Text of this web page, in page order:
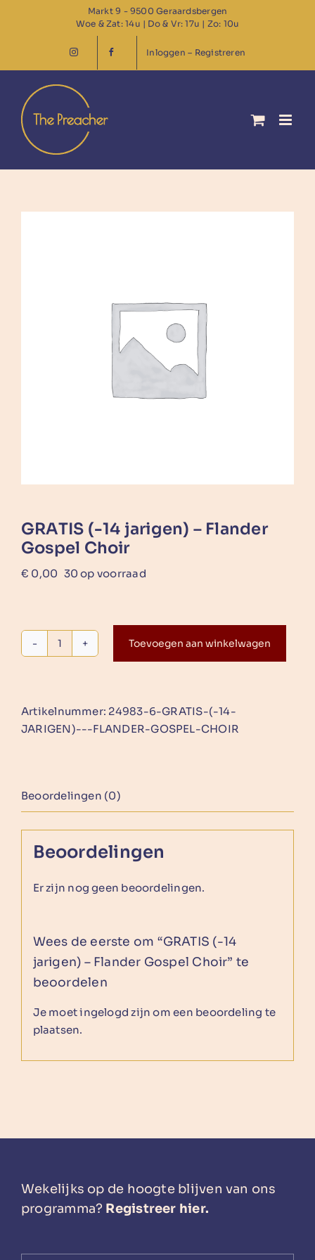
Markt 9 - 9500 Geraardsbergen
Woe & Zat: 14u | Do & Vr: 17u | Zo: 10u
Inloggen – Registreren
GRATIS (-14 jarigen) – Flander
Gospel Choir
€ 0,00 30 op voorraad
GRATIS
Flander
Gospel
Toevoegen aan winkelwagen
Artikelnummer: 24983-6-GRATIS-(-14-
JARIGEN)---FLANDER-GOSPEL-CHOIR
Beoordelingen (0)
Beoordelingen
Er zijn nog geen beoordelingen.
Wees de eerste om “GRATIS (-14
jarigen) – Flander Gospel Choir” te
beoordelen
Je moetingelogd zijn om een beoordeling te
plaatsen.
Wekelijks op de hoogte blijven van ons
programma? Registreer hier.